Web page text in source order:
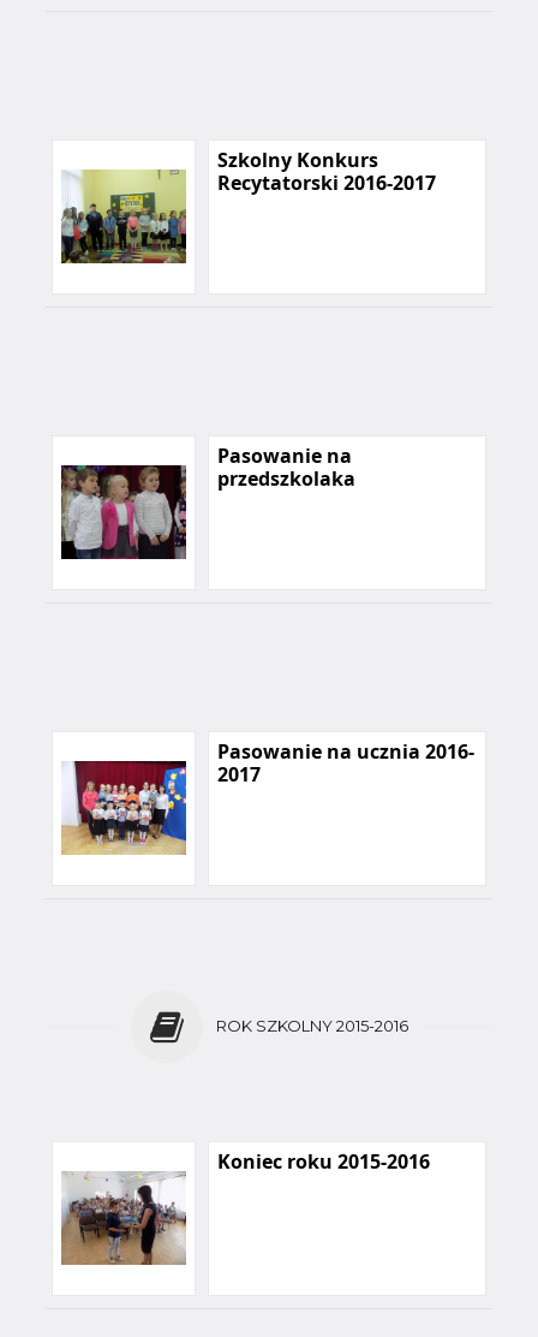
Szkolny Konkurs
Recytatorski 2016-2017
Pasowanie na
przedszkolaka
Pasowanie na ucznia 2016-
2017
ROK SZKOLNY 2015-2016
Koniec roku 2015-2016